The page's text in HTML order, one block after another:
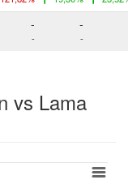
-
-
-
-
vs Lama